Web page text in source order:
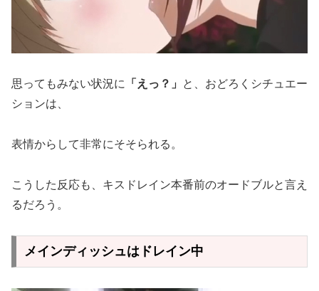
思ってもみない状況に 「えっ？」
と、おどろくシチュエー
ションは、
表情からして非常にそそられる。
こうした反応も、キスドレイン本番前のオードブルと言え
るだろう。
メインディッシュはドレイン中